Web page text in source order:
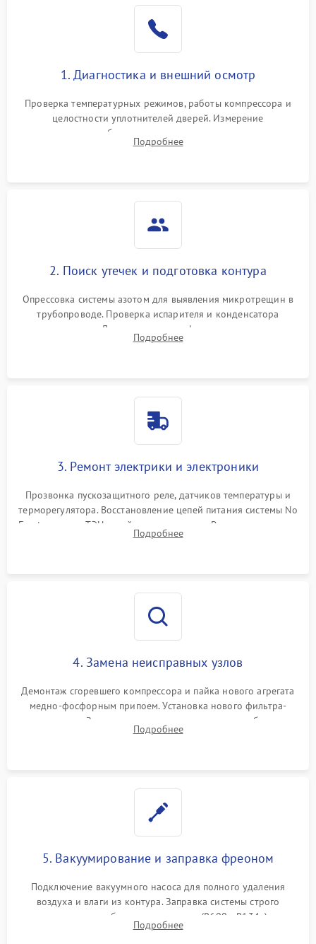
работе
2000 ₽ Подробнее →
1000 ₽
1800 ₽
1. Диагностика и внешний осмотр
Проверка температурных режимов, работы компрессора и
целостности уплотнителей дверей. Измерение
сопротивления обмоток мотора, проверка термостата и
считывание кодов ошибок с электронного дисплея.
Подробнее
2. Поиск утечек и подготовка контура
Опрессовка системы азотом для выявления микротрещин в
трубопроводе. Проверка испарителя и конденсатора
течеискателем. Демонтаж старого фильтра-осушителя и
продувка капиллярной трубки для устранения засоров.
Подробнее
3. Ремонт электрики и электроники
Прозвонка пускозащитного реле, датчиков температуры и
терморегулятора. Восстановление цепей питания системы No
Frost, включая ТЭН оттайки и вентилятор. Ремонт или замена
платы управления при сбоях алгоритмов.
Подробнее
4. Замена неисправных узлов
Демонтаж сгоревшего компрессора и пайка нового агрегата
медно-фосфорным припоем. Установка нового фильтра-
осушителя. Замена изношенных вентиляторов обдува,
сломанных заслонок или поврежденных дверных петель.
Подробнее
5. Вакуумирование и заправка фреоном
Подключение вакуумного насоса для полного удаления
воздуха и влаги из контура. Заправка системы строго
дозированным объемом хладагента (R600a, R134a) по
электронным весам. Контроль рабочего давления в системе.
Подробнее